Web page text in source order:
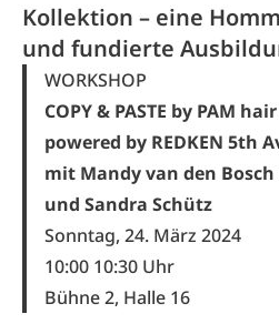
Kollektion – eine
und fundierte
WORKSHOP
COPY & PASTE by PAM
powered by REDKEN 5th
mit Mandy van den
und Sandra Schütz
Sonntag, 24. März 2024
10:00 10:30 Uhr
Bühne 2, Halle 16